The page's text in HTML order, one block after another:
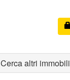
Cerca altri immobili